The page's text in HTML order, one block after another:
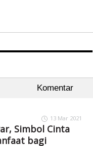
Komentar
13 Mar 2021
Simbol Cinta
bagi